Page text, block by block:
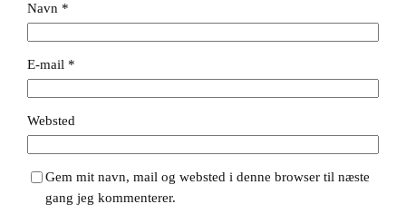
Navn *
E-mail *
Websted
Gem mit navn, mail og websted i denne browser til næste
gang jeg kommenterer.